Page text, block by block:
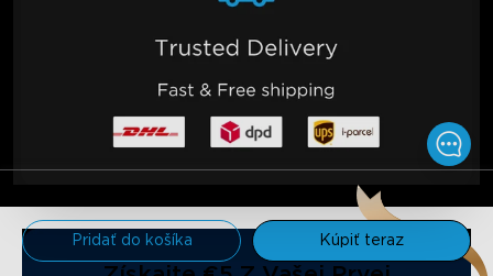
Pridať do košíka Kúpiť teraz